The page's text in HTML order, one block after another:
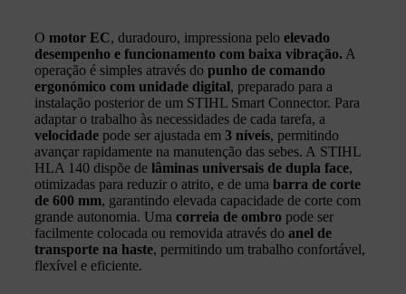
O motor EC, duradouro, impressiona pelo elevado
desempenho e funcionamento com baixa vibração. A
operação é simples através do punho de comando
ergonómico com unidade digital, preparado para a
instalação posterior de um STIHL Smart Connector. Para
adaptar o trabalho às necessidades de cada tarefa, a
velocidade pode ser ajustada em 3 níveis, permitindo
avançar rapidamente na manutenção das sebes. A STIHL
HLA 140 dispõe de lâminas universais de dupla face,
otimizadas para reduzir o atrito, e de uma barra de corte
de 600 mm, garantindo elevada capacidade de corte com
grande autonomia. Uma correia de ombro pode ser
facilmente colocada ou removida através do anel de
transporte na haste, permitindo um trabalho confortável,
flexível e eficiente.